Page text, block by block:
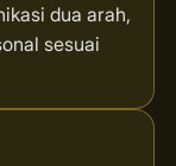
dua arah,
sesuai